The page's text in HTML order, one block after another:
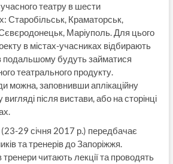
театру в шести
Старобільськ, Краматорськ,
Маріуполь. Для цього
в містах-учасниках відбирають
подальшому будуть займатися
театрального продукту.
можна, заповнивши аплікаційну
після вистави, або на сторінці
29 січня 2017 р.) передбачає
та тренерів до Запоріжжя.
читають лекції та проводять